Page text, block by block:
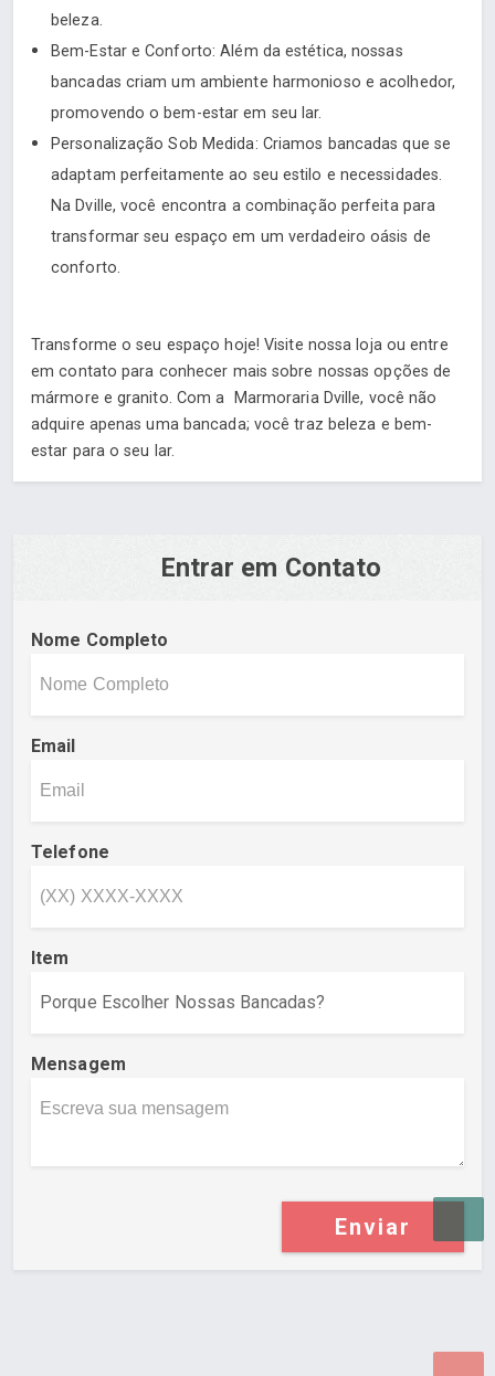
beleza.
Bem-Estar e Conforto: Além da estética, nossas
bancadas criam um ambiente harmonioso e acolhedor,
promovendo o bem-estar em seu lar.
Personalização Sob Medida: Criamos bancadas que se
adaptam perfeitamente ao seu estilo e necessidades.
Na Dville, você encontra a combinação perfeita para
transformar seu espaço em um verdadeiro oásis de
conforto.
Transforme o seu espaço hoje! Visite nossa loja ou entre
em contato para conhecer mais sobre nossas opções de
mármore e granito. Com a Marmoraria Dville, você não
adquire apenas uma bancada; você traz beleza e bem-
estar para o seu lar.
Entrar em Contato
Nome Completo
Email
Telefone
Item
Mensagem
Enviar